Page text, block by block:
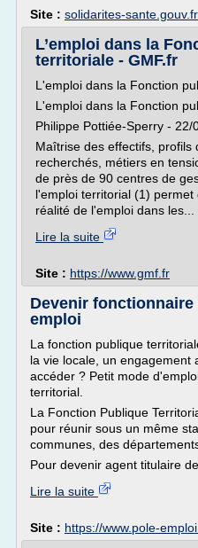
Site : solidarites-sante.gouv.fr
L’emploi dans la
territoriale - GMF.fr
L'emploi dans la Fonction
L'emploi dans la Fonction
Philippe Pottiée-Sperry - 22/
Maîtrise des effectifs,
recherchés, métiers en
de près de 90 centres de
l'emploi territorial (1)
réalité de l'emploi dans les...
Lire la suite
Site : https://www.gmf.fr
Devenir
emploi
La fonction publique
la vie locale, un engagement
accéder ? Petit mode
territorial.
La Fonction Publique
pour réunir sous un même
communes, des
Pour devenir agent titulaire de
Lire la suite
Site : https://www.pole-